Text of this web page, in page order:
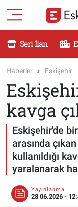
Seri İlan
Haberler Eskişehir
kavga
Eskişehir'de
arasında
kullanıldığı
yaralanarak
Yayınlanma
28.06.2026 -
RESMİ
DÜNYA
SAĞLIK
MAGAZİN
KADIN
TEKNOLOJİ
Eskişehir
Eskişehir
Eskişehir
Süper Lig
Tüm
Son Dakika